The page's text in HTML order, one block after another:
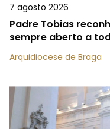
7 agosto 2026
Padre Tobias
sempre aberto a
Arquidiocese de Braga